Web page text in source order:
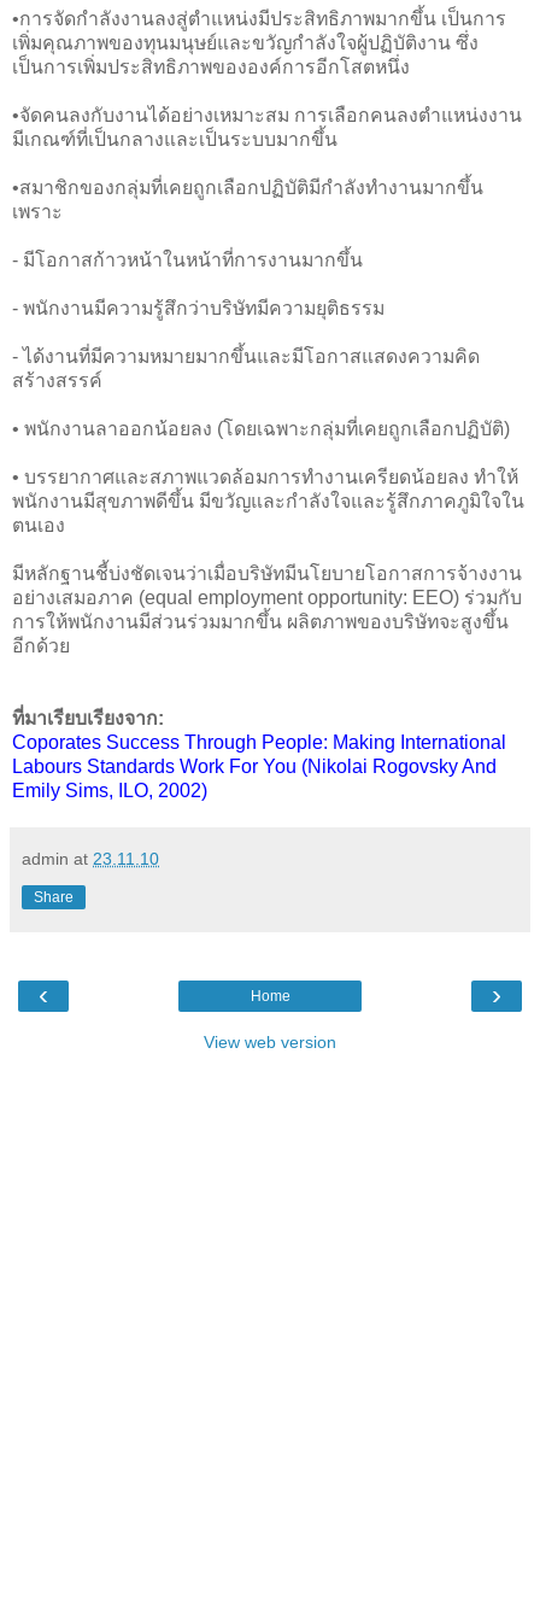
•การจัดกำลังงานลงสู่ตำแหน่งมีประสิทธิภาพมากขึ้น เป็นการ
เพิ่มคุณภาพของทุนมนุษย์และขวัญกำลังใจผู้ปฏิบัติงาน ซึ่ง
เป็นการเพิ่มประสิทธิภาพขององค์การอีกโสตหนึ่ง
•จัดคนลงกับงานได้อย่างเหมาะสม การเลือกคนลงตำแหน่งงาน
มีเกณฑ์ที่เป็นกลางและเป็นระบบมากขึ้น
•สมาชิกของกลุ่มที่เคยถูกเลือกปฏิบัติมีกำลังทำงานมากขึ้น
เพราะ
- มีโอกาสก้าวหน้าในหน้าที่การงานมากขึ้น
- พนักงานมีความรู้สึกว่าบริษัทมีความยุติธรรม
- ได้งานที่มีความหมายมากขึ้นและมีโอกาสแสดงความคิด
สร้างสรรค์
• พนักงานลาออกน้อยลง (โดยเฉพาะกลุ่มที่เคยถูกเลือกปฏิบัติ)
• บรรยากาศและสภาพแวดล้อมการทำงานเครียดน้อยลง ทำให้
พนักงานมีสุขภาพดีขึ้น มีขวัญและกำลังใจและรู้สึกภาคภูมิใจใน
ตนเอง
มีหลักฐานชี้บ่งชัดเจนว่าเมื่อบริษัทมีนโยบายโอกาสการจ้างงาน
อย่างเสมอภาค (equal employment opportunity: EEO) ร่วมกับ
การให้พนักงานมีส่วนร่วมมากขึ้น ผลิตภาพของบริษัทจะสูงขึ้น
อีกด้วย
ที่มาเรียบเรียงจาก:
Coporates Success Through People: Making International
Labours Standards Work For You (Nikolai Rogovsky And
Emily Sims, ILO, 2002)
admin at 23.11.10
Share
‹ ›
Home
View web version